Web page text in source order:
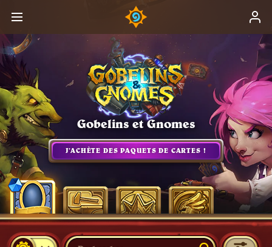
Gobelins et Gnomes
J’ACHÈTE DES PAQUETS DE CARTES !